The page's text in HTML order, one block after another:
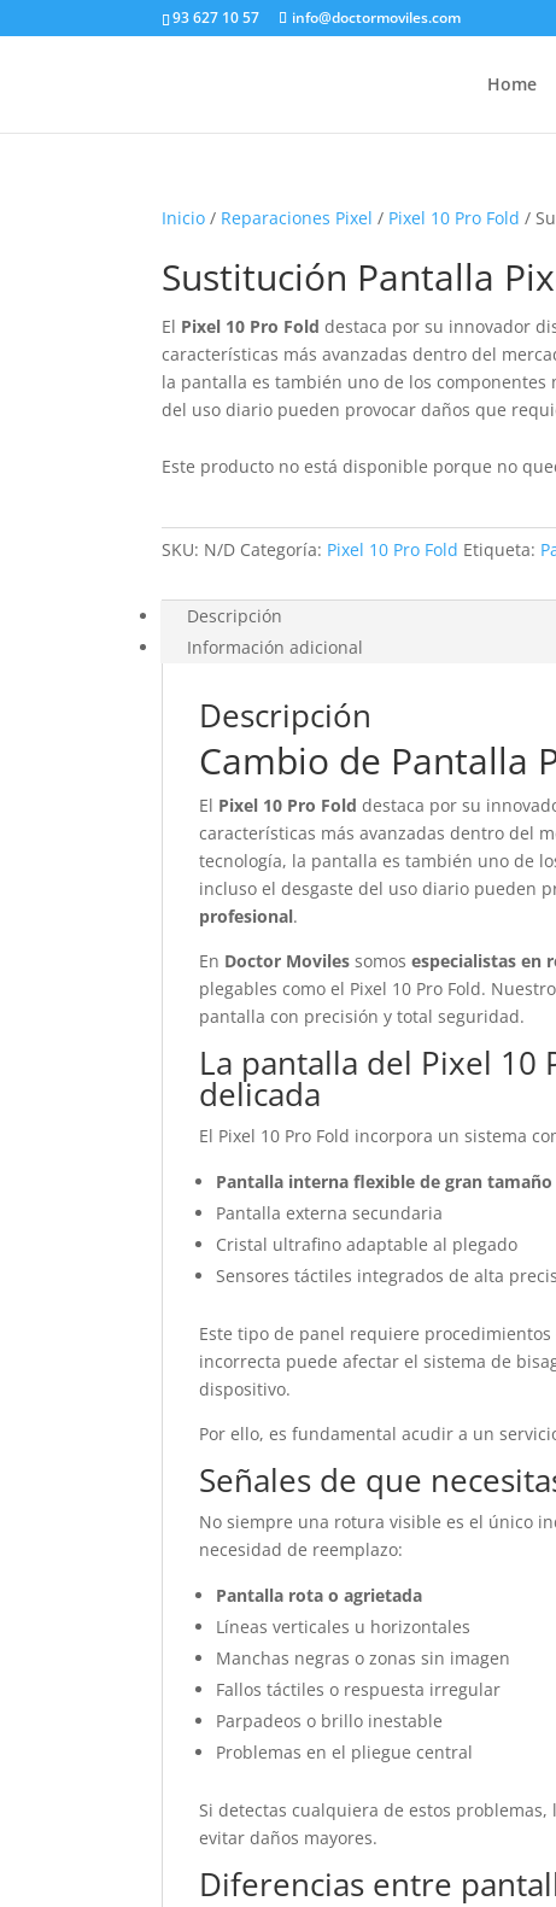
93 627 10 57 info@doctormoviles.com
Home
Inicio / Reparaciones Pixel / Pixel 10 Pro Fold /
Sustitución Pantalla
El Pixel 10 Pro Fold destaca por su innovador
características más avanzadas dentro del
la pantalla es también uno de los componentes
del uso diario pueden provocar daños que
Este producto no está disponible porque no
SKU: N/D Categoría: Pixel 10 Pro Fold Etiqueta:
Descripción
Información adicional
Descripción
Cambio de Pantalla
El Pixel 10 Pro Fold destaca por su
características más avanzadas dentro del
tecnología, la pantalla es también uno de
incluso el desgaste del uso diario pueden
profesional.
En Doctor Moviles somosespecialistas en
plegables como el Pixel 10 Pro Fold.
pantalla con precisión y total seguridad.
La pantalla del Pixel 10
delicada
El Pixel 10 Pro Fold incorpora un sistema
Pantalla interna flexible de gran tamaño
Pantalla externa secundaria
Cristal ultrafino adaptable al plegado
Sensores táctiles integrados de alta
Este tipo de panel requiere
incorrecta puede afectar el sistema de
dispositivo.
Por ello, es fundamental acudir a un
Señales de que
No siempre una rotura visible es el único
necesidad de reemplazo:
Pantalla rota o agrietada
Líneas verticales u horizontales
Manchas negras o zonas sin imagen
Fallos táctiles o respuesta irregular
Parpadeos o brillo inestable
Problemas en el pliegue central
Si detectas cualquiera de estos
evitar daños mayores.
Diferencias entre